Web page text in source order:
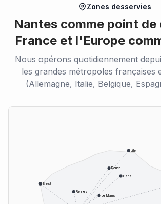
Zones desservies
Nantes comme point de
France et l'Europe
Nous opérons quotidiennement
les grandes métropoles françaises
(Allemagne, Italie, Belgique,
Paris
Lille
Rennes
Le Mans
Rouen
Brest